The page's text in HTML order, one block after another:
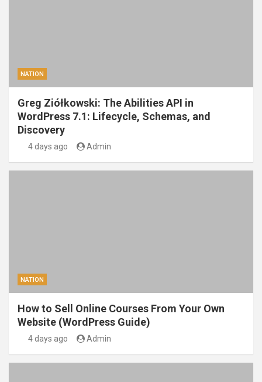
NATION
Greg Ziółkowski: The Abilities API in
WordPress 7.1: Lifecycle, Schemas, and
Discovery
4 days ago Admin
NATION
How to Sell Online Courses From Your Own
Website (WordPress Guide)
4 days ago Admin